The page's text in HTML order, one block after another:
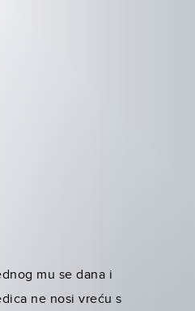
mu se dana i
ne nosi vreću s